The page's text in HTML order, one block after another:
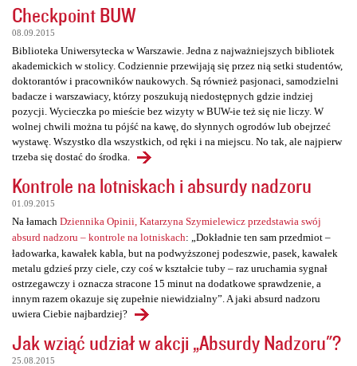
Checkpoint BUW
08.09.2015
Biblioteka Uniwersytecka w Warszawie. Jedna z najważniejszych bibliotek
akademickich w stolicy. Codziennie przewijają się przez nią setki studentów,
doktorantów i pracowników naukowych. Są również pasjonaci, samodzielni
badacze i warszawiacy, którzy poszukują niedostępnych gdzie indziej
pozycji. Wycieczka po mieście bez wizyty w BUW-ie też się nie liczy. W
wolnej chwili można tu pójść na kawę, do słynnych ogrodów lub obejrzeć
wystawę. Wszystko dla wszystkich, od ręki i na miejscu. No tak, ale najpierw
trzeba się dostać do środka.
Kontrole na lotniskach i absurdy nadzoru
01.09.2015
Na łamach Dziennika Opinii, Katarzyna Szymielewicz przedstawia swój
absurd nadzoru – kontrole na lotniskach: „Dokładnie ten sam przedmiot –
ładowarka, kawałek kabla, but na podwyższonej podeszwie, pasek, kawałek
metalu gdzieś przy ciele, czy coś w kształcie tuby – raz uruchamia sygnał
ostrzegawczy i oznacza stracone 15 minut na dodatkowe sprawdzenie, a
innym razem okazuje się zupełnie niewidzialny”. A jaki absurd nadzoru
uwiera Ciebie najbardziej?
Jak wziąć udział w akcji „Absurdy Nadzoru"?
25.08.2015